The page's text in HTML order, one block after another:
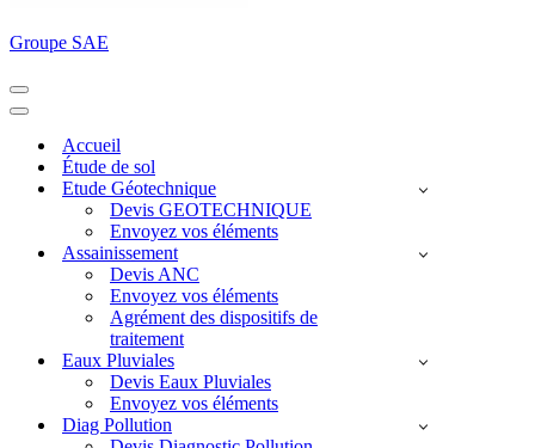
Groupe SAE
Menu
de
Menu
navigationAccueil
Étude de sol
Etude Géotechnique
Devis GEOTECHNIQUE
Envoyez vos éléments
Assainissement
Devis ANC
Envoyez vos éléments
Agrément des dispositifs de
traitement
Eaux Pluviales
Devis Eaux Pluviales
Envoyez vos éléments
Diag Pollution